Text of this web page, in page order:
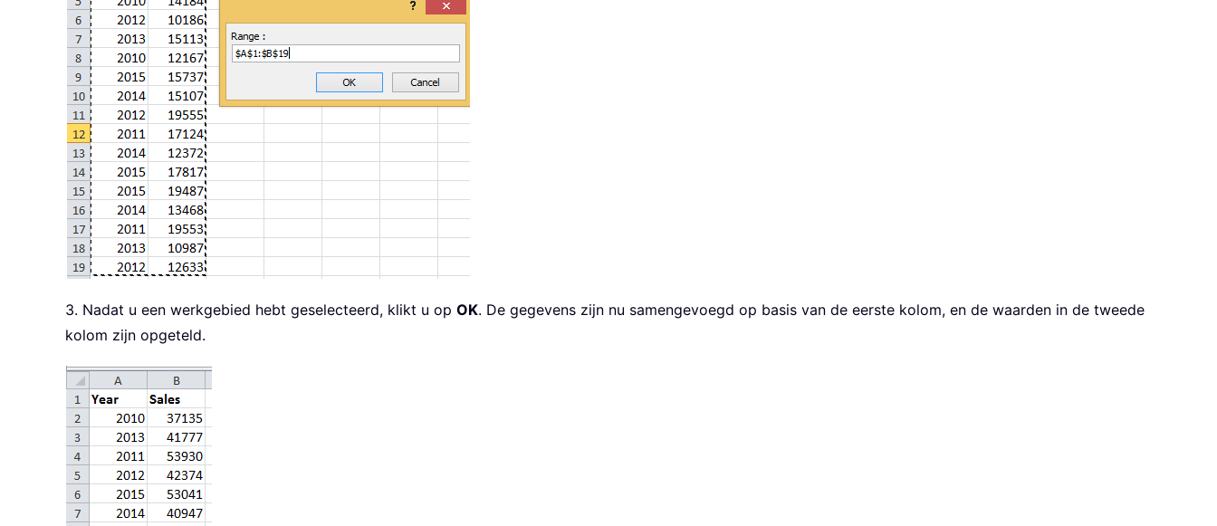
End Sub
3. Nadat u een werkgebied hebt geselecteerd, klikt u op OK. De gegevens zijn nu samengevoegd op basis van de eerste kolom, en de waarden in de tweede
kolom zijn opgeteld.